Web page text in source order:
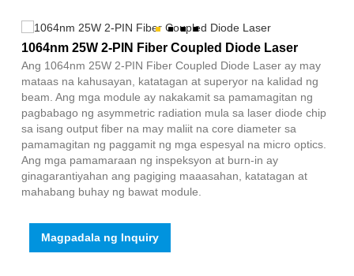
1064nm 25W 2-PIN Fiber Coupled Diode Laser
Ang 1064nm 25W 2-PIN Fiber Coupled Diode Laser ay may
mataas na kahusayan, katatagan at superyor na kalidad ng
beam. Ang mga module ay nakakamit sa pamamagitan ng
pagbabago ng asymmetric radiation mula sa laser diode chip
sa isang output fiber na may maliit na core diameter sa
pamamagitan ng paggamit ng mga espesyal na micro optics.
Ang mga pamamaraan ng inspeksyon at burn-in ay
ginagarantiyahan ang pagiging maaasahan, katatagan at
mahabang buhay ng bawat module.
Magpadala ng Inquiry